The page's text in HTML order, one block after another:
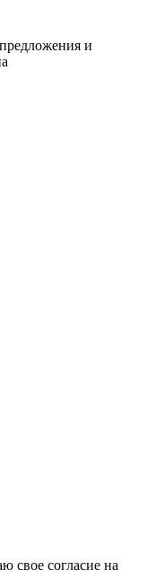
и
свое согласие на